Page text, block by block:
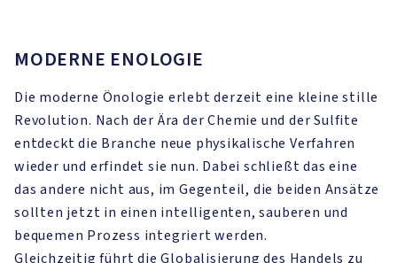
MODERNE ENOLOGIE
Die moderne Önologie erlebt derzeit eine kleine stille
Revolution. Nach der Ära der Chemie und der Sulfite
entdeckt die Branche neue physikalische Verfahren
wieder und erfindet sie nun. Dabei schließt das eine
das andere nicht aus, im Gegenteil, die beiden Ansätze
sollten jetzt in einen intelligenten, sauberen und
bequemen Prozess integriert werden.
Gleichzeitig führt die Globalisierung des Handels zu